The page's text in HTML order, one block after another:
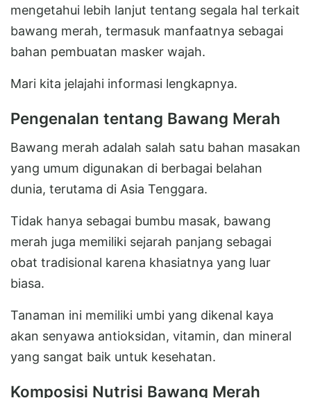
mengetahui lebih lanjut tentang segala hal terkait
bawang merah, termasuk manfaatnya sebagai
bahan pembuatan masker wajah.
Mari kita jelajahi informasi lengkapnya.
Pengenalan tentang Bawang Merah
Bawang merah adalah salah satu bahan masakan
yang umum digunakan di berbagai belahan
dunia, terutama di Asia Tenggara.
Tidak hanya sebagai bumbu masak, bawang
merah juga memiliki sejarah panjang sebagai
obat tradisional karena khasiatnya yang luar
biasa.
Tanaman ini memiliki umbi yang dikenal kaya
akan senyawa antioksidan, vitamin, dan mineral
yang sangat baik untuk kesehatan.
Komposisi Nutrisi Bawang Merah